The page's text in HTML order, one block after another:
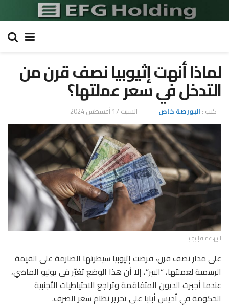
لماذا أنهت إثيوبيا نصف قرن من
التدخل في سعر عملتها؟
كتب : البورصة خاص السبت 17 أغسطس 2024
البير، عملة إثيوبيا
على مدار نصف قرن، فرضت إثيوبيا سيطرتها الصارمة على القيمة
الرسمية لعملتها، “البير”، إلا أن هذا الوضع تغيّر في يوليو الماضي،
عندما أجبرت الديون المتفاقمة وتراجع الاحتياطيات الأجنبية
الحكومة في أديس أبابا على تحرير نظام سعر الصرف.